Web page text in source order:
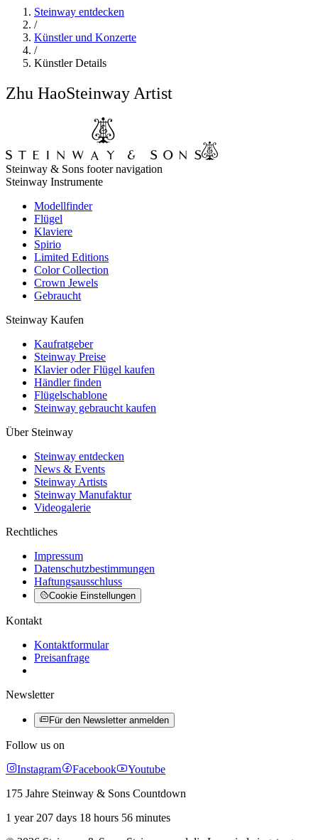
Steinway entdecken
/
Künstler und Konzerte
/
Künstler Details
Zhu HaoSteinway Artist
Steinway & Sons footer navigation
Steinway Instrumente
Modellfinder
Flügel
Klaviere
Spirio
Limited Editions
Color Collection
Crown Jewels
Gebraucht
Steinway Kaufen
Kaufratgeber
Steinway Preise
Klavier oder Flügel kaufen
Händler finden
Flügelschablone
Steinway gebraucht kaufen
Über Steinway
Steinway entdecken
News & Events
Steinway Artists
Steinway Manufaktur
Videogalerie
Rechtliches
Impressum
Datenschutzbestimmungen
Haftungsausschluss
Cookie Einstellungen
Kontakt
Kontaktformular
Preisanfrage
Newsletter
Für den Newsletter anmelden
Follow us on
Instagram
Facebook
Youtube
175 Jahre Steinway & Sons Countdown
1 year 207 days 18 hours 56 minutes